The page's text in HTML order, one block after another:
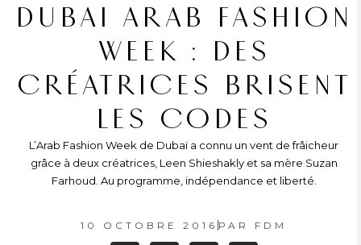
DUBAI ARAB FASHION
WEEK : DES
CRÉATRICES BRISENT
LES CODES
L’Arab Fashion Week de Dubaï a connu un vent de frâicheur
grâce à deux créatrices, Leen Shieshakly et sa mère Suzan
Farhoud. Au programme, indépendance et liberté.
10 OCTOBRE 2016 PAR FDM